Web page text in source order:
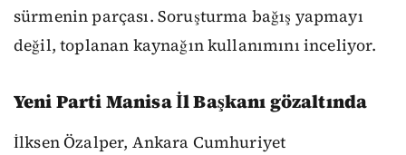
sürmenin parçası. Soruşturma bağış yapmayı
değil, toplanan kaynağın kullanımını inceliyor.
Yeni Parti Manisa İl Başkanı gözaltında
İlksen Özalper, Ankara Cumhuriyet